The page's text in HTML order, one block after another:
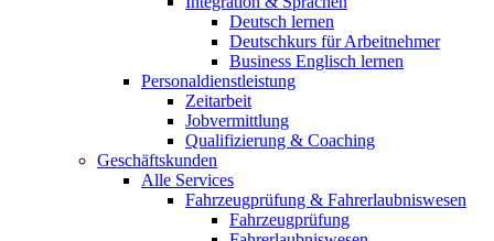
Deutsch lernen
Deutschkurs für Arbeitnehmer
Business Englisch lernen
Personaldienstleistung
Zeitarbeit
Jobvermittlung
Qualifizierung & Coaching
Geschäftskunden
Alle Services
Fahrzeugprüfung & Fahrerlaubniswesen
Fahrzeugprüfung